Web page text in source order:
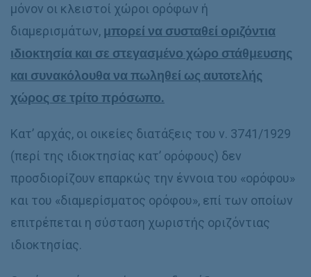
μόνον οι κλειστοί χώροι ορόφων ή
διαμερισμάτων, μπορεί να συσταθεί οριζόντια
ιδιοκτησία και σε στεγασμένο χώρο στάθμευσης
και συνακόλουθα να πωληθεί ως αυτοτελής
χώρος σε τρίτο πρόσωπο.
Κατ’ αρχάς, οι οικείες διατάξεις του ν. 3741/1929
(περί της ιδιοκτησίας κατ’ ορόφους) δεν
προσδιορίζουν επαρκώς την έννοια του «ορόφου»
και του «διαμερίσματος ορόφου», επί των οποίων
επιτρέπεται η σύσταση χωριστής οριζόντιας
ιδιοκτησίας.